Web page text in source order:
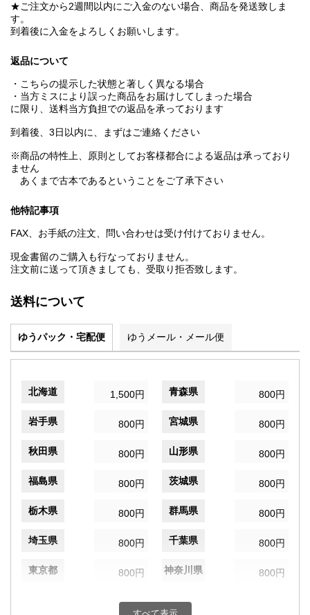
★ご注文から2週間以内にご入金のない場合、商品を発送致しま
す。
到着後に入金をよろしくお願いします。
返品について
・こちらの提示した状態と著しく異なる場合
・当方ミスにより誤った商品をお届けしてしまった場合
に限り、送料当方負担での返品を承っております
到着後、3日以内に、まずはご連絡ください
※商品の特性上、原則としてお客様都合による返品は承っており
ません
あくまで古本であるということをご了承下さい
他特記事項
FAX、お手紙の注文、問い合わせは受け付けておりません。
現金書留のご購入も行なっておりません。
注文前に送って頂きましても、受取り拒否致します。
送料について
ゆうパック・宅配便 ゆうメール・メール便
北海道 1,500円 青森県 800円
岩手県 800円 宮城県 800円
秋田県 800円 山形県 800円
福島県 800円 茨城県 800円
栃木県 800円 群馬県 800円
埼玉県 800円 千葉県 800円
東京都 800円 神奈川県 800円
800円 富山県